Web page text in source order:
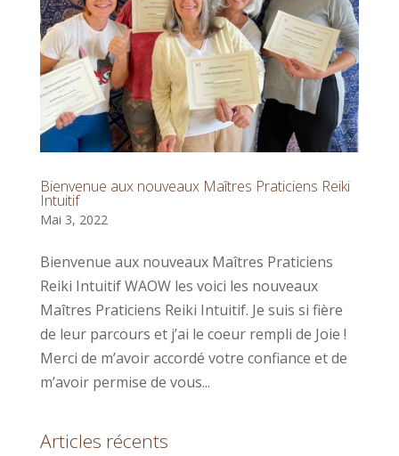
Bienvenue aux nouveaux Maîtres Praticiens Reiki
Intuitif
Mai 3, 2022
Bienvenue aux nouveaux Maîtres Praticiens
Reiki Intuitif WAOW les voici les nouveaux
Maîtres Praticiens Reiki Intuitif. Je suis si fière
de leur parcours et j’ai le coeur rempli de Joie !
Merci de m’avoir accordé votre confiance et de
m’avoir permise de vous...
Articles récents